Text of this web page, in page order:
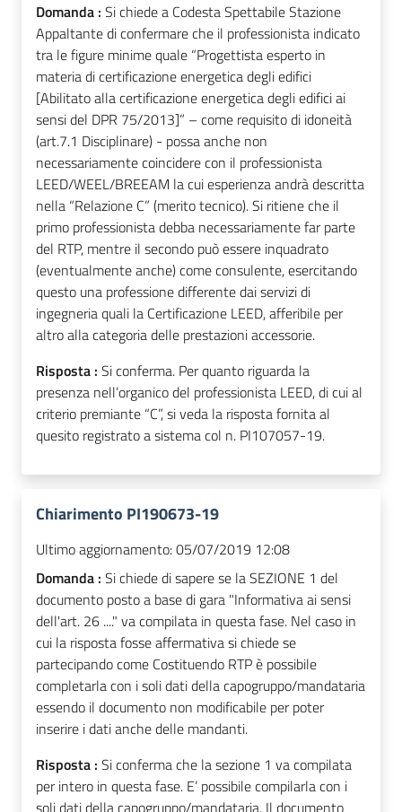
Domanda : Si chiede a Codesta Spettabile Stazione
Appaltante di confermare che il professionista indicato
tra le figure minime quale “Progettista esperto in
materia di certificazione energetica degli edifici
[Abilitato alla certificazione energetica degli edifici ai
sensi del DPR 75/2013]” – come requisito di idoneità
(art.7.1 Disciplinare) - possa anche non
necessariamente coincidere con il professionista
LEED/WEEL/BREEAM la cui esperienza andrà descritta
nella “Relazione C” (merito tecnico). Si ritiene che il
primo professionista debba necessariamente far parte
del RTP, mentre il secondo può essere inquadrato
(eventualmente anche) come consulente, esercitando
questo una professione differente dai servizi di
ingegneria quali la Certificazione LEED, afferibile per
altro alla categoria delle prestazioni accessorie.
Risposta : Si conferma. Per quanto riguarda la
presenza nell’organico del professionista LEED, di cui al
criterio premiante “C”, si veda la risposta fornita al
quesito registrato a sistema col n. PI107057-19.
Chiarimento PI190673-19
Ultimo aggiornamento:05/07/2019 12:08
Domanda : Si chiede di sapere se la SEZIONE 1 del
documento posto a base di gara "Informativa ai sensi
dell'art. 26 ...." va compilata in questa fase. Nel caso in
cui la risposta fosse affermativa si chiede se
partecipando come Costituendo RTP è possibile
completarla con i soli dati della capogruppo/mandataria
essendo il documento non modificabile per poter
inserire i dati anche delle mandanti.
Risposta : Si conferma che la sezione 1 va compilata
per intero in questa fase. E’ possibile compilarla con i
soli dati della capogruppo/mandataria. Il documento